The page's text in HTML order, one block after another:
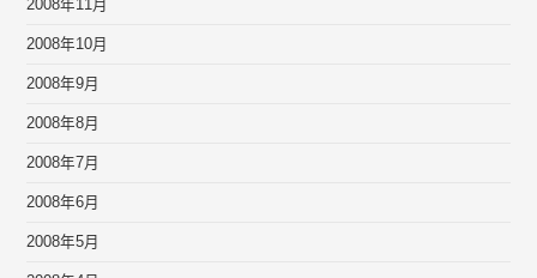
2008年11月
2008年10月
2008年9月
2008年8月
2008年7月
2008年6月
2008年5月